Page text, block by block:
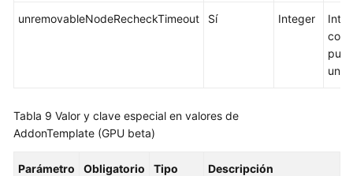
unremovableNodeRecheckTimeout Sí Integer
un
Tabla 9 Valor y clave especial en valores de
AddonTemplate (GPU beta)
Parámetro Obligatorio Tipo Descripción